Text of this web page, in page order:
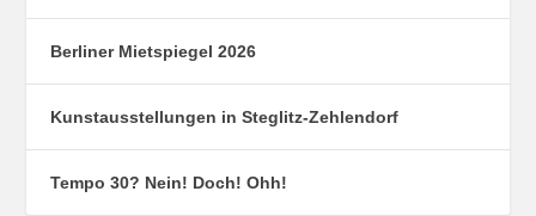
Berliner Mietspiegel 2026
Kunstausstellungen in Steglitz-Zehlendorf
Tempo 30? Nein! Doch! Ohh!